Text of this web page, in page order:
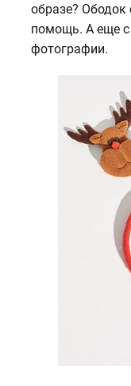
образе?
помощь. А еще с
фотографии.